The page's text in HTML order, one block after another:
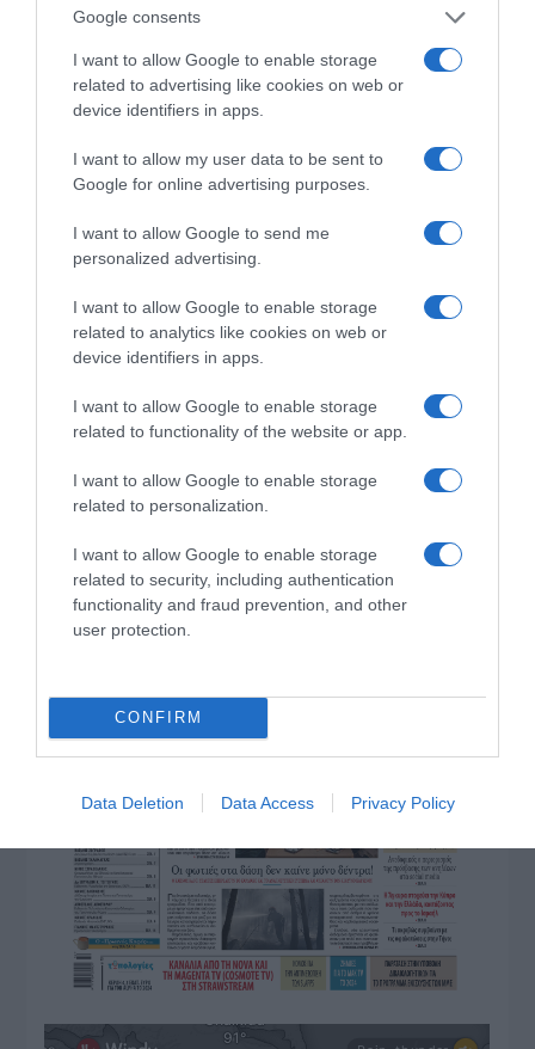
Google consents
I want to allow Google to enable storage
related to advertising like cookies on web or
device identifiers in apps.
I want to allow my user data to be sent to
Google for online advertising purposes.
I want to allow Google to send me
personalized advertising.
I want to allow Google to enable storage
related to analytics like cookies on web or
device identifiers in apps.
I want to allow Google to enable storage
related to functionality of the website or app.
I want to allow Google to enable storage
related to personalization.
I want to allow Google to enable storage
related to security, including authentication
functionality and fraud prevention, and other
user protection.
CONFIRM
Data Deletion Data Access Privacy Policy
ΠΑΤΗΣΤΕ ΓΙΑ LIVE ΚΙΝΗΣΗ
paron.gr
ΤΟ ΠΑΡΟΝ ΤΗΣ ΚΥΡΙΑΚΗΣ